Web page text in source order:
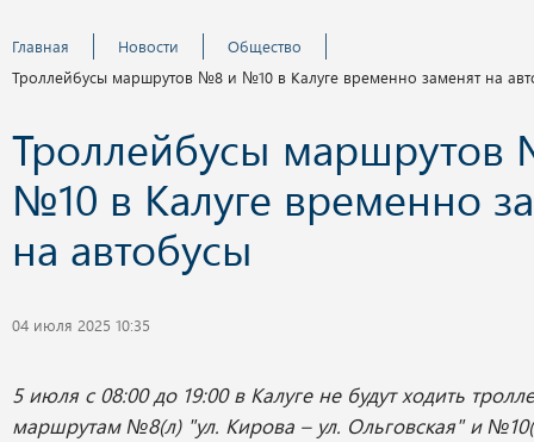
Главная Новости
Общество
Троллейбусы маршрутов №8 и №10 в Калуге временно заменят на
Троллейбусы
№10 в Калуге временно
на автобусы
04 июля 2025 10:35
5 июля с 08:00 до 19:00 в Калуге не будут ходить
маршрутам №8(л) "ул. Кирова – ул. Ольговская" и